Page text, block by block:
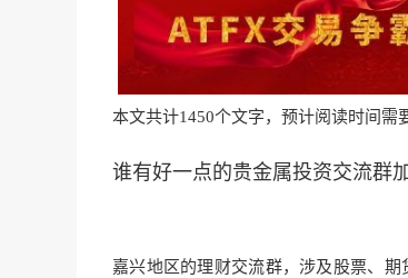
本文共计1450个文字，预计阅读时间需
谁有好一点的贵金属投资交流群
嘉兴地区的理财交流群，涉及股票、